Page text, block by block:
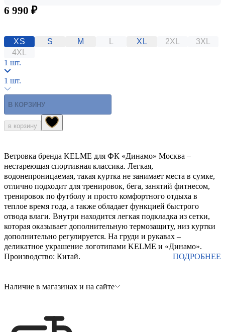
6 990 ₽
XS S M XL 2XL
3XL
4XL
1 шт.
1 шт.
В КОРЗИНУ
в корзину
Ветровка бренда KELME для ФК «Динамо» Москва –
нестареющая спортивная классика. Легкая,
водонепроницаемая, такая куртка не занимает места в сумке,
отлично подходит для тренировок, бега, занятий фитнесом,
тренировок по футболу и просто комфортного отдыха в
теплое время года, а также обладает функцией быстрого
отвода влаги. Внутри находится легкая подкладка из сетки,
которая оказывает дополнительную термозащиту, низ куртки
дополнительно регулируется. На груди и рукавах –
деликатное украшение логотипами KELME и «Динамо».
Производство: Китай.
ПОДРОБНЕЕ
Наличие в магазинах и на сайте